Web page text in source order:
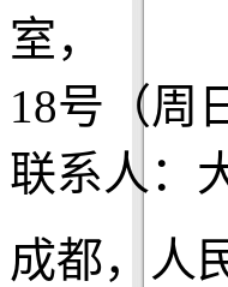
室，
18号（周
联系人：
成都，人